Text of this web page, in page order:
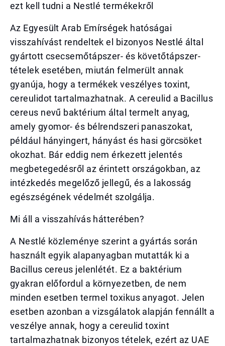
ezt kell tudni a Nestlé termékekről
Az Egyesült Arab Emírségek hatóságai
visszahívást rendeltek el bizonyos Nestlé által
gyártott csecsemőtápszer- és követőtápszer-
tételek esetében, miután felmerült annak
gyanúja, hogy a termékek veszélyes toxint,
cereulidot tartalmazhatnak. A cereulid a Bacillus
cereus nevű baktérium által termelt anyag,
amely gyomor- és bélrendszeri panaszokat,
például hányingert, hányást és hasi görcsöket
okozhat. Bár eddig nem érkezett jelentés
megbetegedésről az érintett országokban, az
intézkedés megelőző jellegű, és a lakosság
egészségének védelmét szolgálja.
Mi áll a visszahívás hátterében?
A Nestlé közleménye szerint a gyártás során
használt egyik alapanyagban mutatták ki a
Bacillus cereus jelenlétét. Ez a baktérium
gyakran előfordul a környezetben, de nem
minden esetben termel toxikus anyagot. Jelen
esetben azonban a vizsgálatok alapján fennállt a
veszélye annak, hogy a cereulid toxint
tartalmazhatnak bizonyos tételek, ezért az UAE